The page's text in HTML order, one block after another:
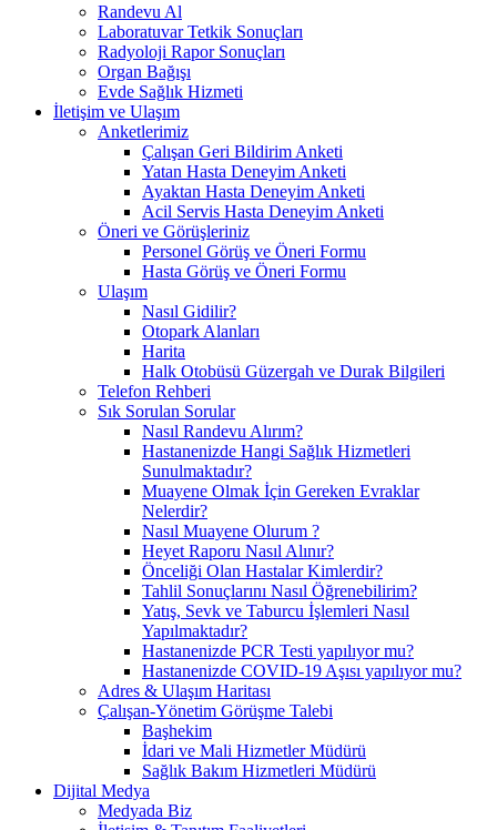
Randevu Al
Laboratuvar Tetkik Sonuçları
Radyoloji Rapor Sonuçları
Organ Bağışı
Evde Sağlık Hizmeti
İletişim ve Ulaşım
Anketlerimiz
Çalışan Geri Bildirim Anketi
Yatan Hasta Deneyim Anketi
Ayaktan Hasta Deneyim Anketi
Acil Servis Hasta Deneyim Anketi
Öneri ve Görüşleriniz
Personel Görüş ve Öneri Formu
Hasta Görüş ve Öneri Formu
Ulaşım
Nasıl Gidilir?
Otopark Alanları
Harita
Halk Otobüsü Güzergah ve Durak Bilgileri
Telefon Rehberi
Sık Sorulan Sorular
Nasıl Randevu Alırım?
Hastanenizde Hangi Sağlık Hizmetleri
Sunulmaktadır?
Muayene Olmak İçin Gereken Evraklar
Nelerdir?
Nasıl Muayene Olurum ?
Heyet Raporu Nasıl Alınır?
Önceliği Olan Hastalar Kimlerdir?
Tahlil Sonuçlarını Nasıl Öğrenebilirim?
Yatış, Sevk ve Taburcu İşlemleri Nasıl
Yapılmaktadır?
Hastanenizde PCR Testi yapılıyor mu?
Hastanenizde COVID-19 Aşısı yapılıyor mu?
Adres & Ulaşım Haritası
Çalışan-Yönetim Görüşme Talebi
Başhekim
İdari ve Mali Hizmetler Müdürü
Sağlık Bakım Hizmetleri Müdürü
Dijital Medya
Medyada Biz